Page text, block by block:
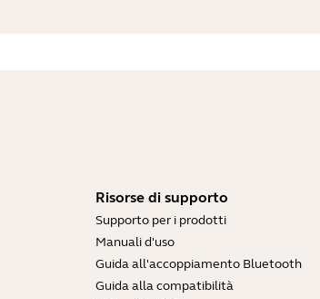
Risorse di supporto
Supporto per i prodotti
Manuali d'uso
Guida all'accoppiamento Bluetooth
Guida alla compatibilità